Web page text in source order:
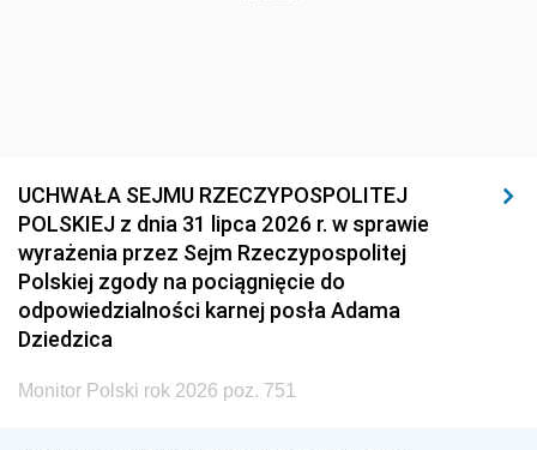
UCHWAŁA SEJMU RZECZYPOSPOLITEJ
POLSKIEJ z dnia 31 lipca 2026 r. w sprawie
wyrażenia przez Sejm Rzeczypospolitej
Polskiej zgody na pociągnięcie do
odpowiedzialności karnej posła Adama
Dziedzica
Monitor Polski rok 2026 poz. 751